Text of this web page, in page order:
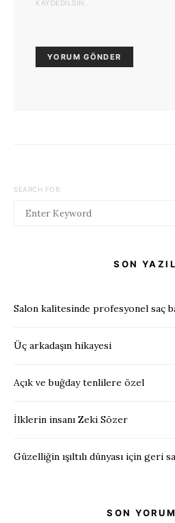
KAYDEDILSIN.
SEARCH FOR:
SON
Salon kalitesinde profesyonel saç
Üç arkadaşın hikayesi
Açık ve buğday tenlilere özel
İlklerin insanı Zeki Sözer
Güzelliğin ışıltılı dünyası için geri
SON